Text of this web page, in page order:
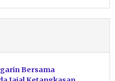
Bersama